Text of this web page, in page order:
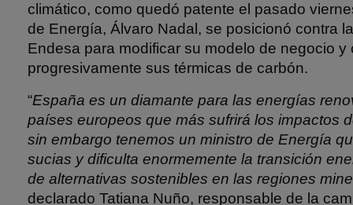
climático, como quedó patente el pasado
de Energía, Álvaro Nadal, se posicionó contra
Endesa para modificar su modelo de negocio y
progresivamente sus térmicas de carbón.
“España es un diamante para las energías
países europeos que más sufrirá los impactos
sin embargo tenemos un ministro de Energía
sucias y dificulta enormemente la transición
de alternativas sostenibles en las regiones
declarado Tatiana Nuño, responsable de la